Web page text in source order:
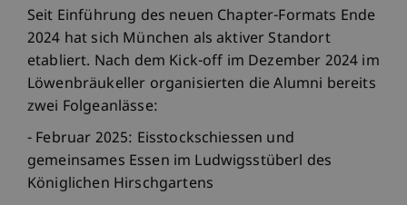
Seit Einführung des neuen Chapter-Formats Ende
2024 hat sich München als aktiver Standort
etabliert. Nach dem Kick-off im Dezember 2024 im
Löwenbräukeller organisierten die Alumni bereits
zwei Folgeanlässe:
- Februar 2025: Eisstockschiessen und
gemeinsames Essen im Ludwigsstüberl des
Königlichen Hirschgartens